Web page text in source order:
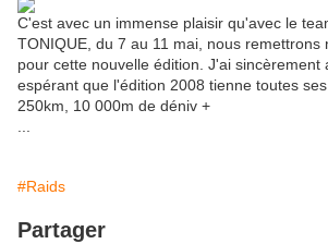
C'est avec un immense plaisir qu'avec le
TONIQUE, du 7 au 11 mai, nous remettrons
pour cette nouvelle édition. J'ai sincèrement
espérant que l'édition 2008 tienne toutes ses
250km, 10 000m de déniv +
#Raids
Partager